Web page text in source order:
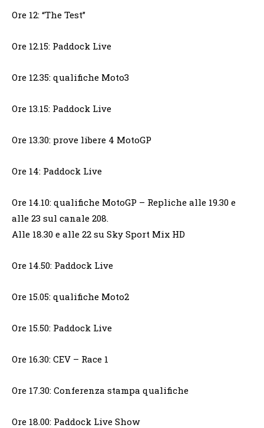
Ore 12: “The Test”
Ore 12.15: Paddock Live
Ore 12.35: qualifiche Moto3
Ore 13.15: Paddock Live
Ore 13.30: prove libere 4 MotoGP
Ore 14: Paddock Live
Ore 14.10: qualifiche MotoGP – Repliche alle 19.30 e
alle 23 sul canale 208.
Alle 18.30 e alle 22 su Sky Sport Mix HD
Ore 14.50: Paddock Live
Ore 15.05: qualifiche Moto2
Ore 15.50: Paddock Live
Ore 16.30: CEV – Race 1
Ore 17.30: Conferenza stampa qualifiche
Ore 18.00: Paddock Live Show